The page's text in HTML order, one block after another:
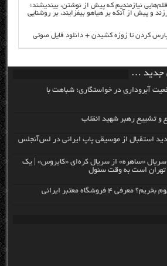
نیازمندیم که پیش از نوشتن، بیندیشند؛
و پیش از آنکه بر هیاهو بیفزایند، بر روشنایی
کردن تا زوزه کشیدن + دانلود فایل صوتی
جدید …
آبروداری در خواستگاری؛ شباهت با
استقبال از موسیقی پاپ ایرانی در لس‌آنجلس
«ساهره» از سریال کره‌ای «کایروس» | یک
تهران است به وقت سئول
۴ فروشگاه معتبر ایرانی